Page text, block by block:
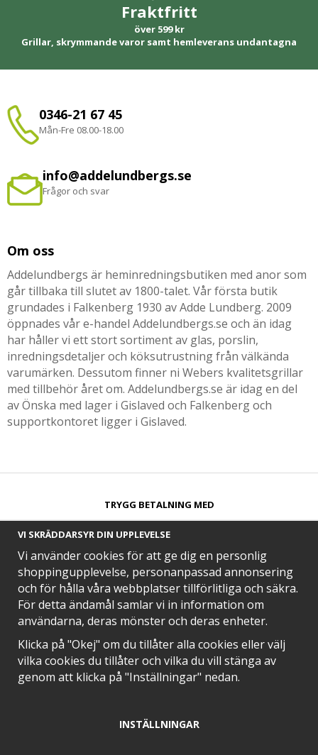
Fraktfritt
över 599 kr
Grillar, skrymmande varor samt hemleverans undantagna
0346-21 67 45
Mån-Fre 08.00-18.00
info@addelundbergs.se
Frågor och svar
Om oss
Addelundbergs är heminredningsbutiken med anor som
går tillbaka till slutet av 1800-talet. Vår första butik
grundades i Falkenberg 1930 av Adde Lundberg. 2009
öppnades vår e-handel Addelundbergs.se och än idag
har håller vi ett stort sortiment av glas, porslin,
inredningsdetaljer och köksutrustning från välkända
varumärken. Dessutom finner ni Webers kvalitetsgrillar
med tillbehör året om. Addelundbergs.se är idag en del
av Önska med lager i Gislaved och Falkenberg och
supportkontoret ligger i Gislaved.
TRYGG BETALNING MED​
SNABB LEVERANS MED
EN DEL AV
VI SKRÄDDARSYR DIN UPPLEVELSE
Vi använder cookies för att ge dig en personlig
shoppingupplevelse, personanpassad annonsering
och för hålla våra webbplatser tillförlitliga och säkra.
För detta ändamål samlar vi in information om
användarna, deras mönster och deras enheter.
Klicka på "Okej" om du tillåter alla cookies eller välj
vilka cookies du tillåter och vilka du vill stänga av
genom att klicka på "Inställningar" nedan.
INSTÄLLNINGAR